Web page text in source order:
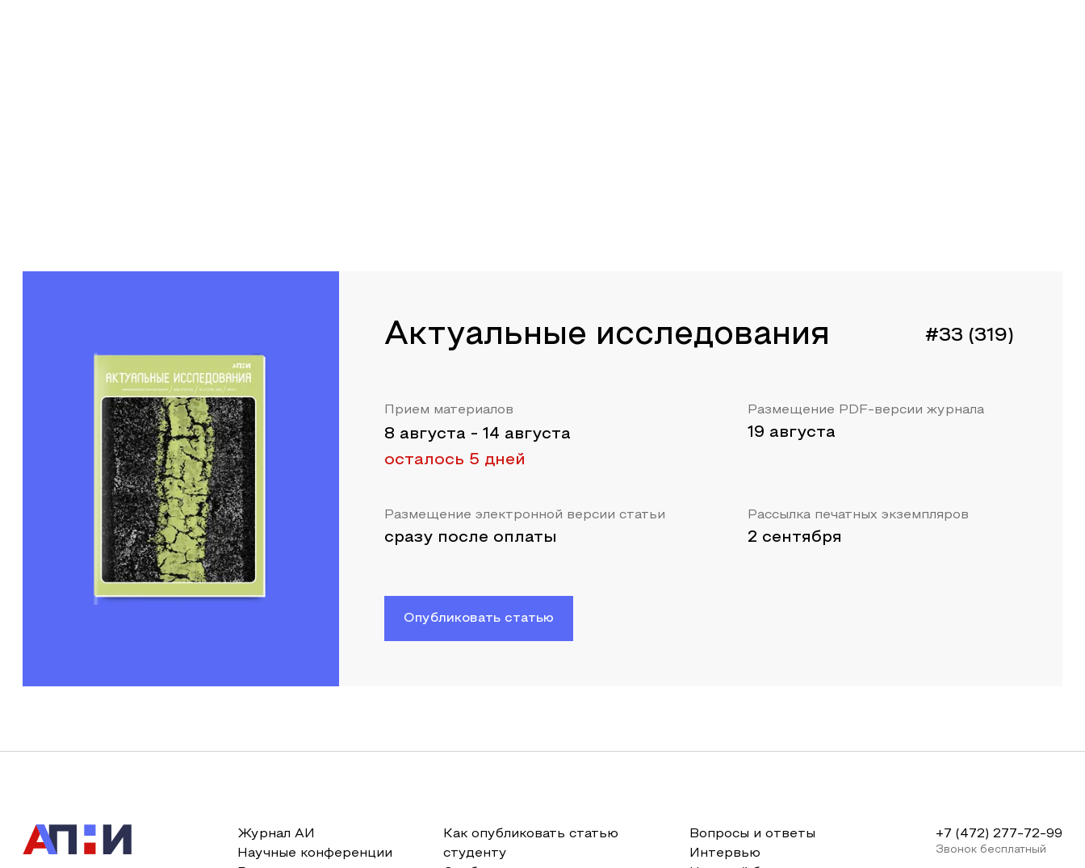
Актуальные исследования #33 (319)
Прием материалов
8 августа - 14 августа
осталось 5 дней
Размещение PDF-версии журнала
19 августа
Размещение электронной версии статьи
сразу после оплаты
Рассылка печатных экземпляров
2 сентября
Опубликовать статью
Журнал АИ
Научные конференции
Как опубликовать статью
студенту
Вопросы и ответы
Интервью
+7 (472) 277-72-99
Звонок бесплатный